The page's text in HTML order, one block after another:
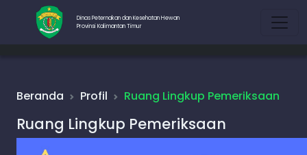
Dinas Peternakan dan Kesehatan Hewan
Provinsi Kalimantan Timur
Beranda Profil Ruang Lingkup Pemeriksaan
Ruang Lingkup Pemeriksaan